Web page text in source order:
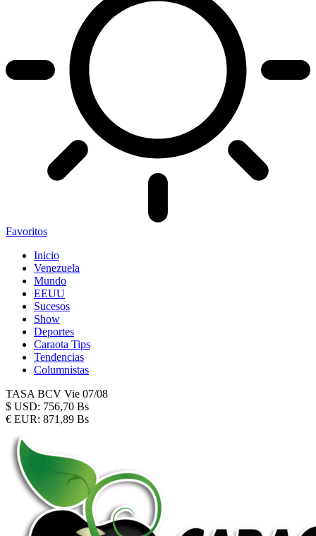
Favoritos
Inicio
Venezuela
Mundo
EEUU
Sucesos
Show
Deportes
Caraota Tips
Tendencias
Columnistas
TASA BCV Vie 07/08
$ USD: 756,70 Bs
€ EUR: 871,89 Bs